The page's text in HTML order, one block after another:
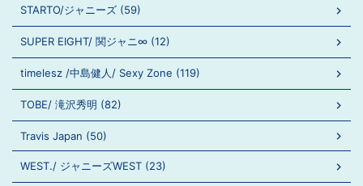
STARTO/ジャニーズ (59)
SUPER EIGHT/ 関ジャニ∞ (12)
timelesz /中島健人/ Sexy Zone (119)
TOBE/ 滝沢秀明 (82)
Travis Japan (50)
WEST./ ジャニーズWEST (23)